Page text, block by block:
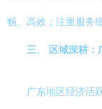
畅、高效；注重服务
三、 区域深耕：
广东地区经济活